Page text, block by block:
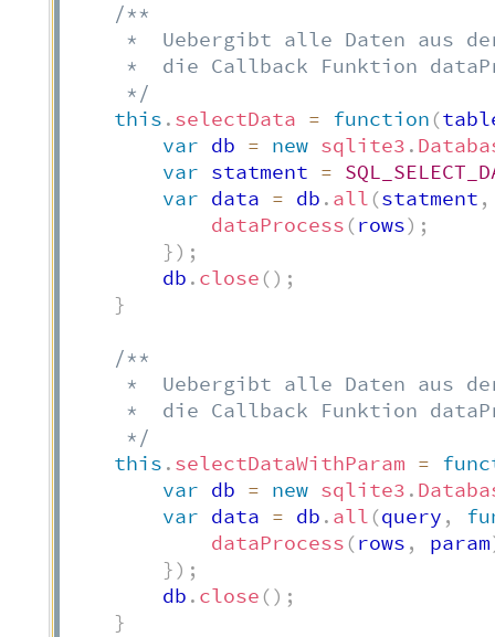
/**
*  Uebergibt alle Daten aus
*  die Callback Funktion
     */
this . selectData = function (
var db = new sqlite3 .
var statment =
var data = db . all (statment ,
dataProcess (rows) ;
}) ;
        db
. close () ;
}
/**
*  Uebergibt alle Daten aus
*  die Callback Funktion
     */
this . selectDataWithParam =
var db = new sqlite3 .
var data = db . all (query ,
dataProcess (rows , param
}) ;
        db
. close () ;
}